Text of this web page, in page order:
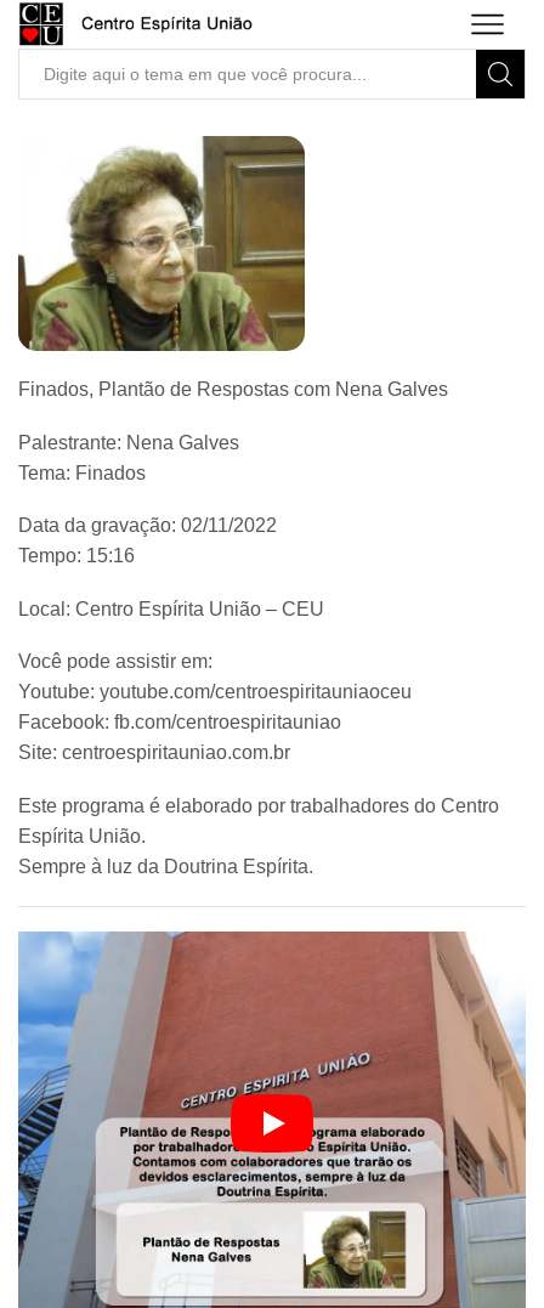
Search
Finados, Plantão de Respostas com Nena Galves
Palestrante: Nena Galves
Tema: Finados
Data da gravação: 02/11/2022
Tempo: 15:16
Local: Centro Espírita União – CEU
Você pode assistir em:
Youtube: youtube.com/centroespiritauniaoceu
Facebook: fb.com/centroespiritauniao
Site: centroespiritauniao.com.br
Este programa é elaborado por trabalhadores do Centro
Espírita União.
Sempre à luz da Doutrina Espírita.